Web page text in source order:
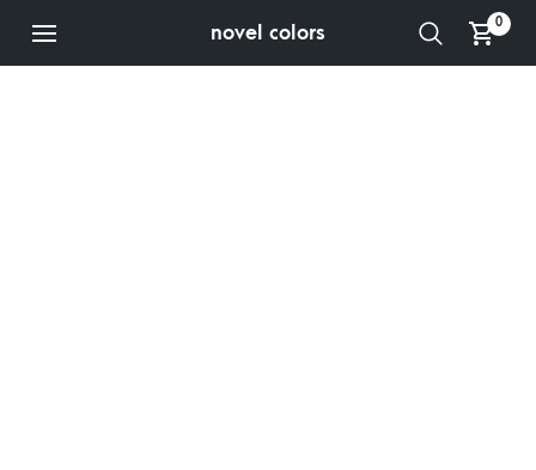
novel colors 0